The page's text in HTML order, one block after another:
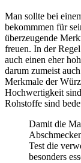
Man sollte bei
bekommmen für
überzeugende
freuen. In der
auch einen eher
darum zumeist
Merkmale der
Hochwertigkeit
Rohstoffe sind
Damit die
Test die
besonders